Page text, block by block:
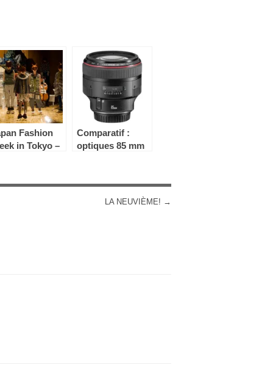
Fashion
in Tokyo –
Comparatif :
optiques 85 mm
LA NEUVIÈME! →